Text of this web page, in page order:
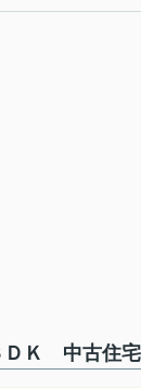
Ｋ 中古住宅